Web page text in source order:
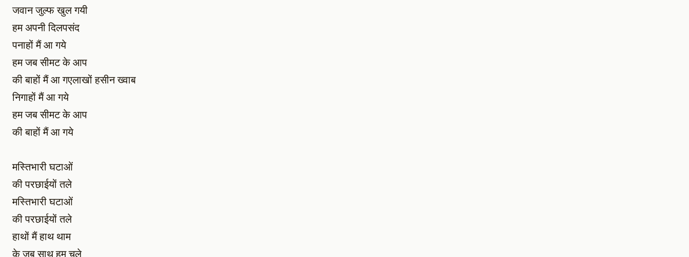
जवान जुल्फ खुल गयी
हम अपनी दिलपसंद
पनाहों मैं आ गये
हम जब सीमट के आप
की बाहों मैं आ गएलाखों हसीन ख्वाब
निगाहों मैं आ गये
हम जब सीमट के आप
की बाहों मैं आ गये
मस्तिभारी घटाओं
की परछाईयों तले
मस्तिभारी घटाओं
की परछाईयों तले
हाथों मैं हाथ थाम
के जब साथ हम चले